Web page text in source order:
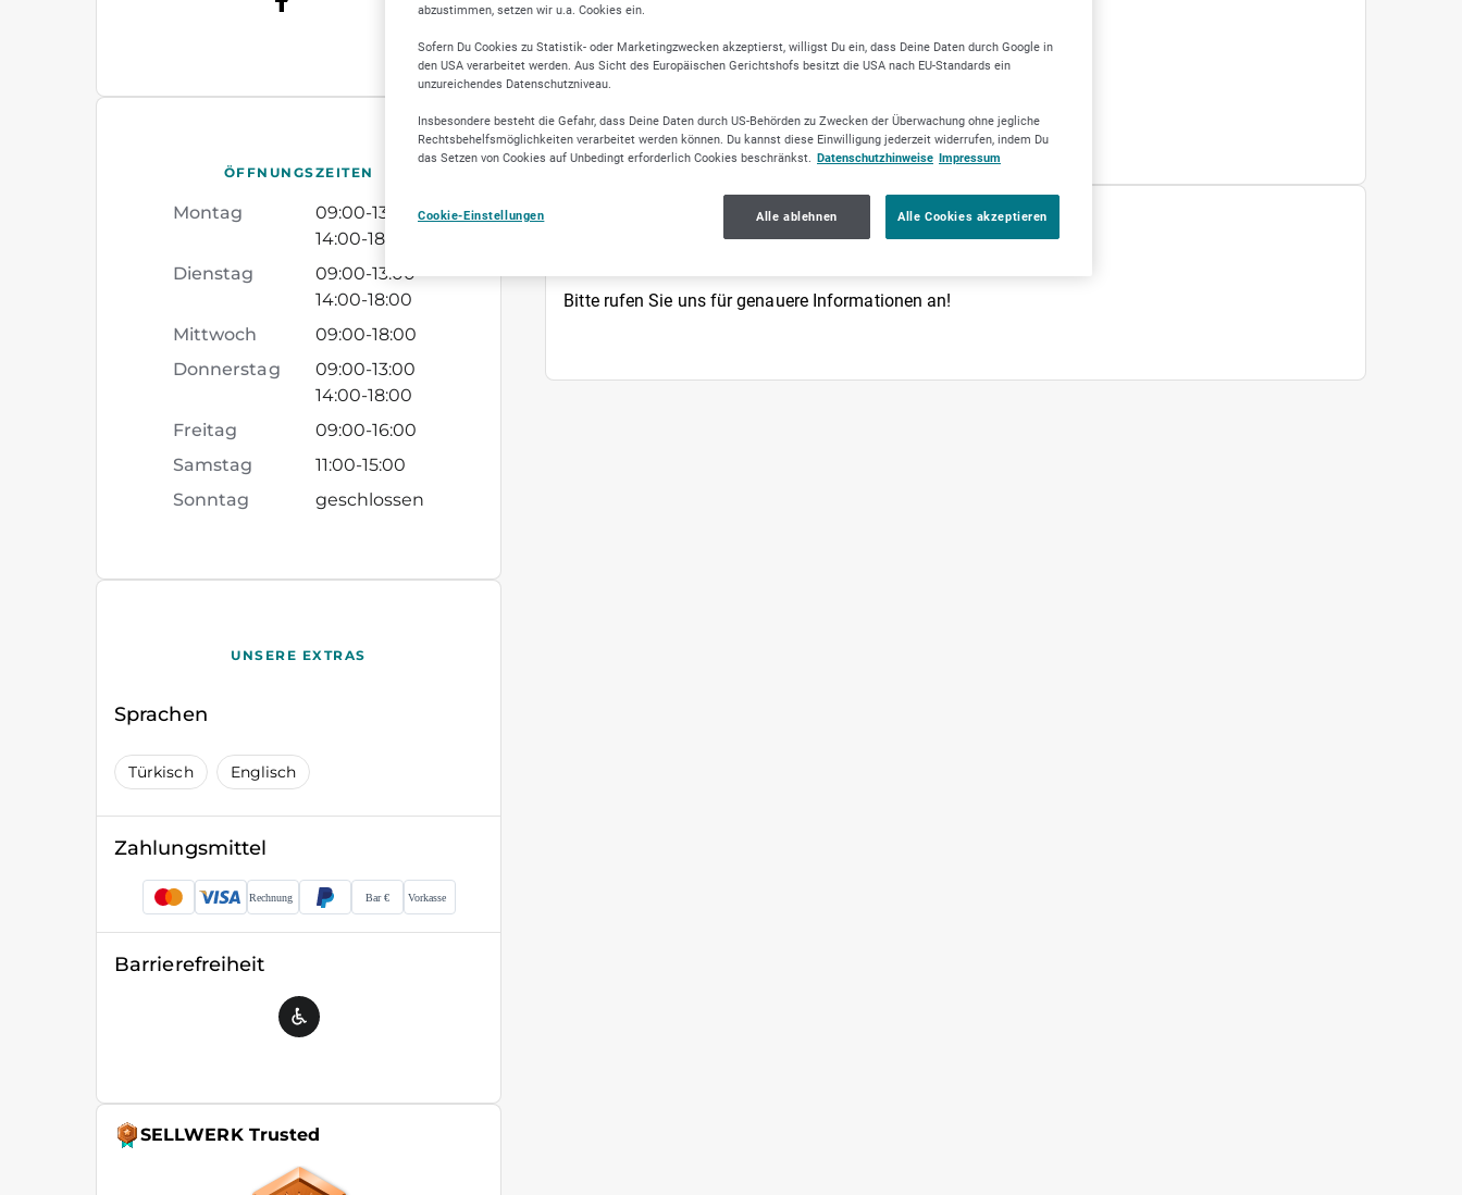
ÖFFNUNGSZEITEN
Montag 09:00-13:00
14:00-18:00
Dienstag
09:00-13:00
14:00-18:00
Mittwoch
09:00-18:00
Donnerstag
09:00-13:00
14:00-18:00
Freitag
09:00-16:00
Samstag
11:00-15:00
Sonntag
geschlossen
UNSERE EXTRAS
Sprachen
Türkisch Englisch
Zahlungsmittel
Barrierefreiheit
SELLWERK Trusted
Bitte rufen Sie uns für genauere Informationen an!
abzustimmen, setzen wir u.a. Cookies ein.
Sofern Du Cookies zu Statistik- oder Marketingzwecken akzeptierst, willigst Du ein, dass Deine Daten durch Google in
den USA verarbeitet werden. Aus Sicht des Europäischen Gerichtshofs besitzt die USA nach EU-Standards ein
unzureichendes Datenschutzniveau.
Insbesondere besteht die Gefahr, dass Deine Daten durch US-Behörden zu Zwecken der Überwachung ohne jegliche
Rechtsbehelfsmöglichkeiten verarbeitet werden können. Du kannst diese Einwilligung jederzeit widerrufen, indem Du
das Setzen von Cookies auf Unbedingt erforderlich Cookies beschränkst. Datenschutzhinweise Impressum
Cookie-Einstellungen Alle ablehnen Alle Cookies akzeptieren